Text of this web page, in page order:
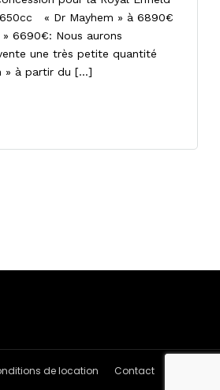
« Dr Mayhem » à 6890€
» 6690€: Nous aurons
une très petite quantité
» à partir du […]
de location Contact